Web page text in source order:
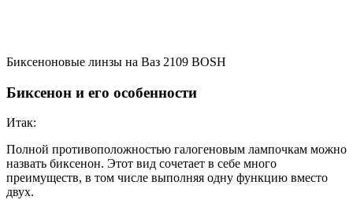
Биксеноновые линзы на Ваз 2109 BOSH
Биксенон и его особенности
Итак:
Полной противоположностью галогеновым лампочкам можно
назвать биксенон. Этот вид сочетает в себе много
преимуществ, в том числе выполняя одну функцию вместо
двух.